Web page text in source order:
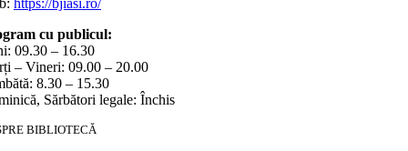
https://bjiasi.ro/
cu publicul:
09.30 – 16.30
– Vineri: 09.00 – 20.00
8.30 – 15.30
Sărbători legale: Închis
BIBLIOTECĂ